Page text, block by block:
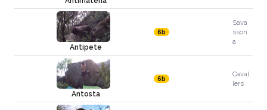
Antipete
6b
Sava
sson
a
Antosta
6b
Caval
lers